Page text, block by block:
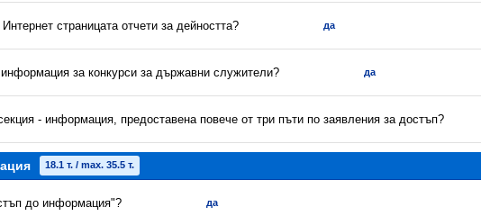
страницата отчети за дейността? да
за конкурси за държавни служители? да
- информация, предоставена повече от три пъти по заявления за достъп?
18.1 т. / max. 35.5 т.
до информация"? да